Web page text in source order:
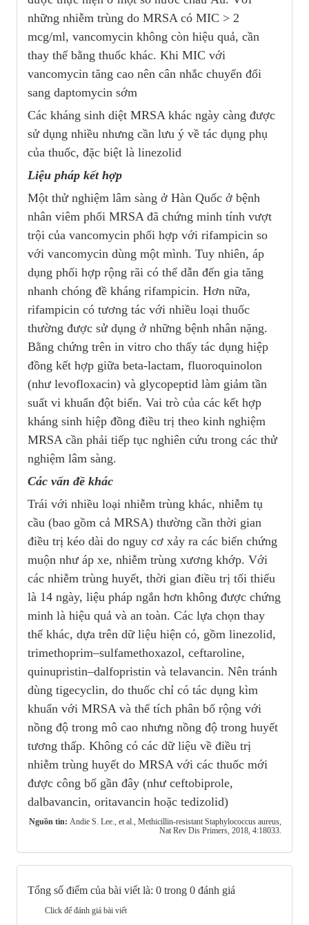
những nhiễm trùng do MRSA có MIC > 2
mcg/ml, vancomycin không còn hiệu quả, cần
thay thế bằng thuốc khác. Khi MIC với
vancomycin tăng cao nên cân nhắc chuyển đổi
sang daptomycin sớm
Các kháng sinh diệt MRSA khác ngày càng được
sử dụng nhiều nhưng cần lưu ý về tác dụng phụ
của thuốc, đặc biệt là linezolid
Liệu pháp kết hợp
Một thử nghiệm lâm sàng ở Hàn Quốc ở bệnh
nhân viêm phổi MRSA đã chứng minh tính vượt
trội của vancomycin phối hợp với rifampicin so
với vancomycin dùng một mình. Tuy nhiên, áp
dụng phối hợp rộng rãi có thể dẫn đến gia tăng
nhanh chóng đề kháng rifampicin. Hơn nữa,
rifampicin có tương tác với nhiều loại thuốc
thường được sử dụng ở những bệnh nhân nặng.
Bằng chứng trên in vitro cho thấy tác dụng hiệp
đồng kết hợp giữa beta-lactam, fluoroquinolon
(như levofloxacin) và glycopeptid làm giảm tần
suất vi khuẩn đột biến. Vai trò của các kết hợp
kháng sinh hiệp đồng điều trị theo kinh nghiệm
MRSA cần phải tiếp tục nghiên cứu trong các thử
nghiệm lâm sàng.
Các vấn đề khác
Trái với nhiều loại nhiễm trùng khác, nhiễm tụ
cầu (bao gồm cả MRSA) thường cần thời gian
điều trị kéo dài do nguy cơ xảy ra các biến chứng
muộn như áp xe, nhiễm trùng xương khớp. Với
các nhiễm trùng huyết, thời gian điều trị tối thiểu
là 14 ngày, liệu pháp ngắn hơn không được chứng
minh là hiệu quả và an toàn. Các lựa chọn thay
thế khác, dựa trên dữ liệu hiện có, gồm linezolid,
trimethoprim–sulfamethoxazol, ceftaroline,
quinupristin–dalfopristin và telavancin. Nên tránh
dùng tigecyclin, do thuốc chỉ có tác dụng kìm
khuẩn với MRSA và thể tích phân bố rộng với
nồng độ trong mô cao nhưng nồng độ trong huyết
tương thấp. Không có các dữ liệu về điều trị
nhiễm trùng huyết do MRSA với các thuốc mới
được công bố gần đây (như ceftobiprole,
dalbavancin, oritavancin hoặc tedizolid)
Nguồn tin: Andie S. Lee., et al., Methicillin-resistant Staphylococcus aureus,
Nat Rev Dis Primers, 2018, 4:18033.
Tổng số điểm của bài viết là: 0 trong 0 đánh giá
Click để đánh giá bài viết